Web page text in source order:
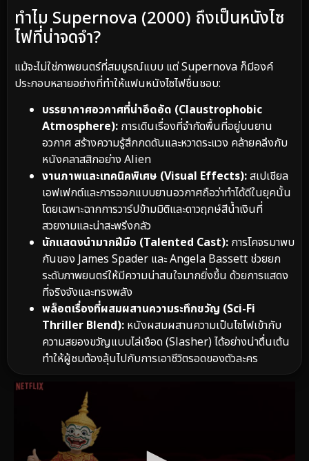
ทำไม Supernova (2000) ถึงเป็นหนังไซ
ไฟที่น่าจดจำ?
แม้จะไม่ใช่ภาพยนตร์ที่สมบูรณ์แบบ แต่ Supernova ก็มีองค์
ประกอบหลายอย่างที่ทำให้แฟนหนังไซไฟชื่นชอบ:
บรรยากาศอวกาศที่น่าอึดอัด (Claustrophobic
Atmosphere): การเดินเรื่องที่จำกัดพื้นที่อยู่บนยาน
อวกาศ สร้างความรู้สึกกดดันและหวาดระแวง คล้ายคลึงกับ
หนังคลาสสิกอย่าง Alien
งานภาพและเทคนิคพิเศษ (Visual Effects):สเปเชียล
เอฟเฟกต์และการออกแบบยานอวกาศถือว่าทำได้ดีในยุคนั้น
โดยเฉพาะฉากการวาร์ปข้ามมิติและดาวฤกษ์สีน้ำเงินที่
สวยงามและน่าสะพรึงกลัว
นักแสดงนำมากฝีมือ (Talented Cast): การโคจรมาพบ
กันของ James Spader และ Angela Bassett ช่วยยก
ระดับภาพยนตร์ให้มีความน่าสนใจมากยิ่งขึ้น ด้วยการแสดง
ที่จริงจังและทรงพลัง
พล็อตเรื่องที่ผสมผสานความระทึกขวัญ (Sci-Fi
Thriller Blend): หนังผสมผสานความเป็นไซไฟเข้ากับ
ความสยองขวัญแบบไล่เชือด (Slasher) ได้อย่างน่าตื่นเต้น
ทำให้ผู้ชมต้องลุ้นไปกับการเอาชีวิตรอดของตัวละคร